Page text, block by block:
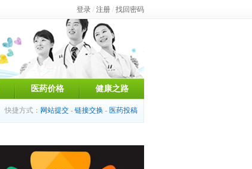
登录 / 注册 / 找回密码
医药价格 健康之路
快捷方式： 网站提交 - 链接交换 - 医药投稿